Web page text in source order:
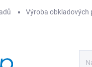
Výroba obkladových